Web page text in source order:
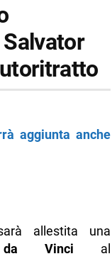
aggiunta anche
allestita una
da Vinci al